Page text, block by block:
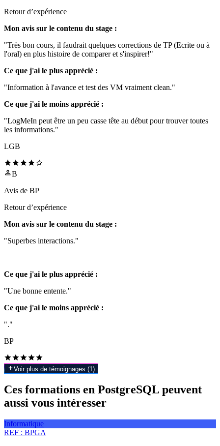
Retour d’expérience
Mon avis sur le contenu du stage :
"Très bon cours, il faudrait quelques corrections de TP (Ecrite ou à
l'oral) en plus histoire de comparer et s'inspirer!"
Ce que j'ai le plus apprécié :
"Information à l'avance et test des VM vraiment clean."
Ce que j'ai le moins apprécié :
"LogMeIn peut être un peu casse tête au début pour trouver toutes
les informations."
LGB
B
Avis de BP
Retour d’expérience
Mon avis sur le contenu du stage :
"Superbes interactions."
Ce que j'ai le plus apprécié :
"Une bonne entente."
Ce que j'ai le moins apprécié :
"."
BP
Voir plus de témoignages (1)
Ces formations en PostgreSQL peuvent
aussi vous intéresser
Informatique
REF : BPGA